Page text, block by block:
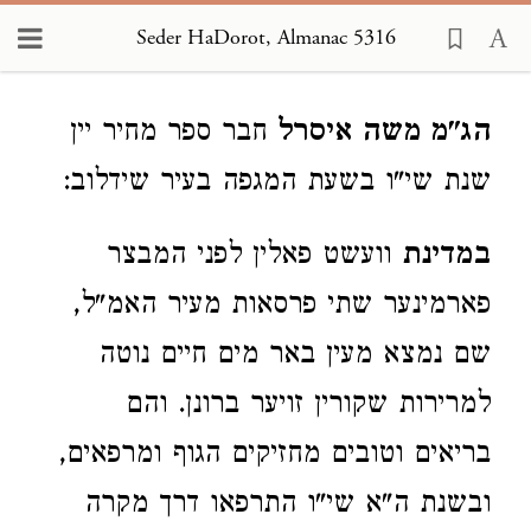
Seder HaDorot, Almanac 5316
הג"מ משה איסרל חבר ספר מחיר יין
שנת שי"ו בשעת המגפה בעיר שידלוב:
במדינת וועשט פאלין לפני המבצר
פארמינער שתי פרסאות מעיר האמ"ל,
שם נמצא מעין באר מים חיים נוטה
למרירות שקורין זויער ברונן. והם
בריאים וטובים מחזיקים הגוף ומרפאים,
ובשנת ה"א שי"ו התרפאו דרך מקרה